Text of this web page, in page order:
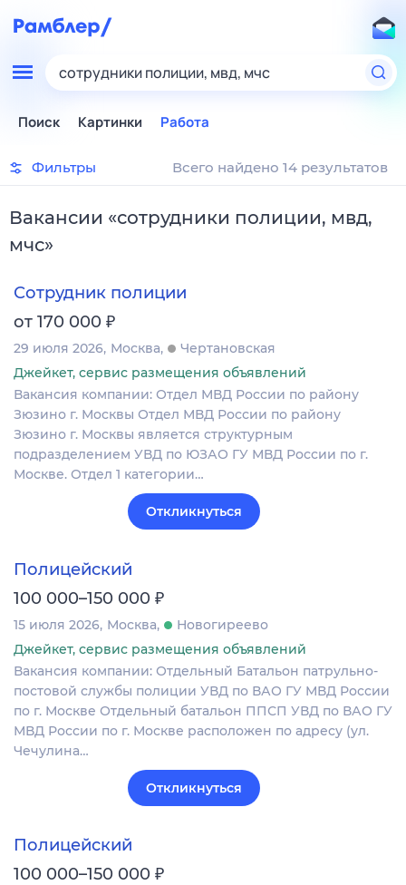
сотрудники полиции, мвд, мчс
Поиск Картинки Работа
Фильтры Всего найдено 14 результатов
Вакансии «сотрудники полиции, мвд,
мчс»
Сотрудник полиции
от 170 000 ₽
29 июля 2026 Москва
Чертановская
Джейкет, сервис размещения объявлений
Вакансия компании: Отдел МВД России по району
Зюзино г. Москвы Отдел МВД России по району
Зюзино г. Москвы является структурным
подразделением УВД по ЮЗАО ГУ МВД России по г.
Москве. Отдел 1 категории…
Откликнуться
Полицейский
100 000–150 000 ₽
15 июля 2026 Москва
Новогиреево
Джейкет, сервис размещения объявлений
Вакансия компании: Отдельный Батальон патрульно-
постовой службы полиции УВД по ВАО ГУ МВД России
по г. Москве Отдельный батальон ППСП УВД по ВАО ГУ
МВД России по г. Москве расположен по адресу (ул.
Чечулина…
Откликнуться
Полицейский
100 000–150 000 ₽